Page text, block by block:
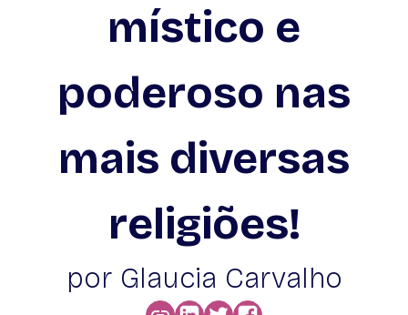
místico e
poderoso nas
mais diversas
religiões!
por Glaucia Carvalho